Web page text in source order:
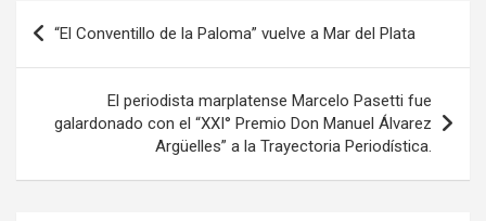
o
k
o
n
tir
Navegación
de
entradas
“El Conventillo de la Paloma” vuelve a Mar del Plata
El periodista marplatense Marcelo Pasetti fue
galardonado con el “XXI° Premio Don Manuel Álvarez
Argüelles” a la Trayectoria Periodística.